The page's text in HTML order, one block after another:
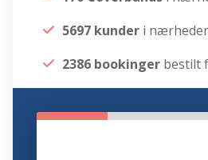
5697 kunder i
2386 bookinger bestilt